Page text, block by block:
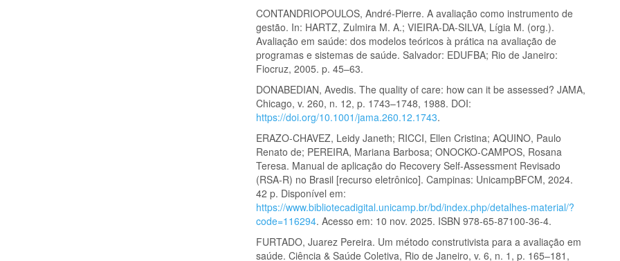
CONTANDRIOPOULOS, André-Pierre. A avaliação como instrumento de
gestão. In: HARTZ, Zulmira M. A.; VIEIRA-DA-SILVA, Lígia M. (org.).
Avaliação em saúde: dos modelos teóricos à prática na avaliação de
programas e sistemas de saúde. Salvador: EDUFBA; Rio de Janeiro:
Fiocruz, 2005. p. 45–63.
DONABEDIAN, Avedis. The quality of care: how can it be assessed? JAMA,
Chicago, v. 260, n. 12, p. 1743–1748, 1988. DOI:
https://doi.org/10.1001/jama.260.12.1743.
ERAZO-CHAVEZ, Leidy Janeth; RICCI, Ellen Cristina; AQUINO, Paulo
Renato de; PEREIRA, Mariana Barbosa; ONOCKO-CAMPOS, Rosana
Teresa. Manual de aplicação do Recovery Self-Assessment Revisado
(RSA-R) no Brasil [recurso eletrônico]. Campinas: UnicampBFCM, 2024.
42 p. Disponível em:
https://www.bibliotecadigital.unicamp.br/bd/index.php/detalhes-material/?
code=116294. Acesso em: 10 nov. 2025. ISBN 978-65-87100-36-4.
FURTADO, Juarez Pereira. Um método construtivista para a avaliação em
saúde. Ciência & Saúde Coletiva, Rio de Janeiro, v. 6, n. 1, p. 165–181,